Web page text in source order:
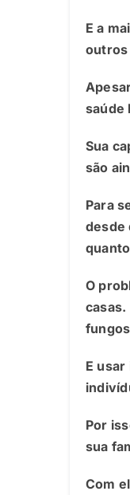
E a
outros
saúde
Sua
são
Para
desde
O
E
Por
sua
Com